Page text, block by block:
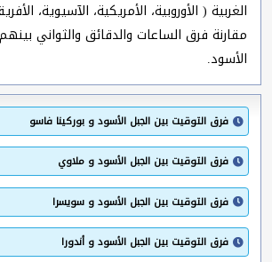
الغربية ( الأوروبية، الأمريكية، الآسيوية،
مقارنة فرق الساعات والدقائق والثواني
الأسود.
فرق التوقيت بين الجبل الأسود و بوركينا فاسو
فرق التوقيت بين الجبل الأسود و ملاوي
فرق التوقيت بين الجبل الأسود و سويسرا
فرق التوقيت بين الجبل الأسود و أندورا